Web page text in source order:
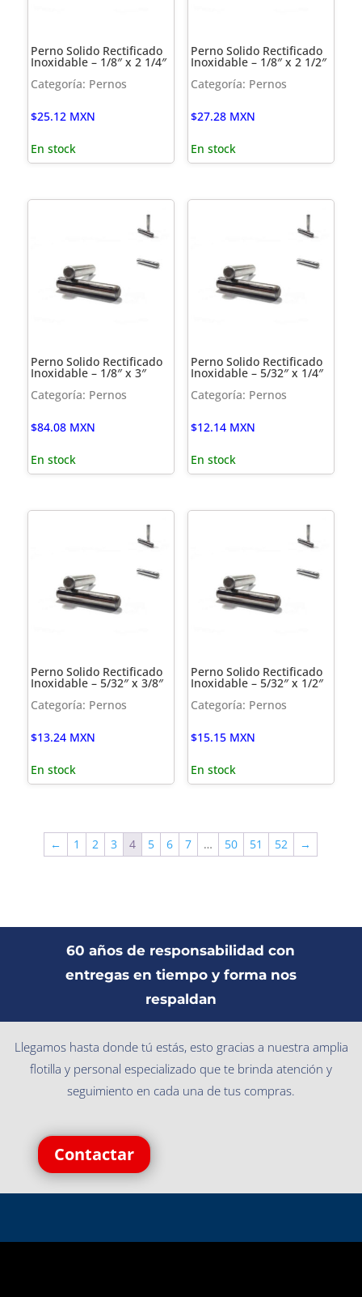
Perno Solido Rectificado
Inoxidable – 1/8″ x 2 1/4″
Categoría: Pernos
$25.12 MXN
En stock
Perno Solido Rectificado
Inoxidable – 1/8″ x 2 1/2″
Categoría: Pernos
$27.28 MXN
En stock
Perno Solido Rectificado
Inoxidable – 1/8″ x 3″
Categoría: Pernos
$84.08 MXN
En stock
Perno Solido Rectificado
Inoxidable – 5/32″ x 1/4″
Categoría: Pernos
$12.14 MXN
En stock
Perno Solido Rectificado
Inoxidable – 5/32″ x 3/8″
Categoría: Pernos
$13.24 MXN
En stock
Perno Solido Rectificado
Inoxidable – 5/32″ x 1/2″
Categoría: Pernos
$15.15 MXN
En stock
← 1 2 3 4 5 6 7 … 50 51 52 →
60 años de responsabilidad con
entregas en tiempo y forma nos
respaldan
Llegamos hasta donde tú estás, esto gracias a nuestra amplia
flotilla y personal especializado que te brinda atención y
seguimiento en cada una de tus compras.
Contactar